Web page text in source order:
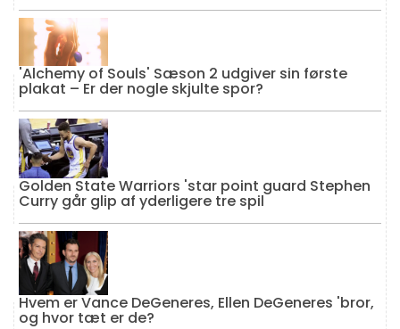
'Alchemy of Souls' Sæson 2 udgiver sin første
plakat – Er der nogle skjulte spor?
Golden State Warriors 'star point guard Stephen
Curry går glip af yderligere tre spil
Hvem er Vance DeGeneres, Ellen DeGeneres 'bror,
og hvor tæt er de?